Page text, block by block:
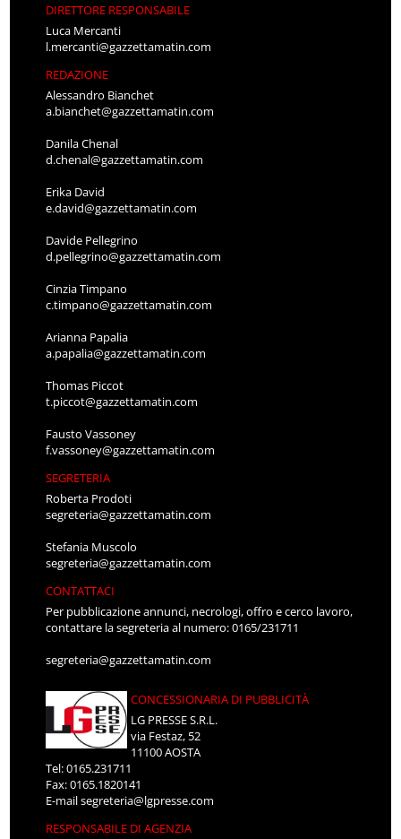
DIRETTORE RESPONSABILE
Luca Mercanti
l.mercanti@gazzettamatin.com
REDAZIONE
Alessandro Bianchet
a.bianchet@gazzettamatin.com
Danila Chenal
d.chenal@gazzettamatin.com
Erika David
e.david@gazzettamatin.com
Davide Pellegrino
d.pellegrino@gazzettamatin.com
Cinzia Timpano
c.timpano@gazzettamatin.com
Arianna Papalia
a.papalia@gazzettamatin.com
Thomas Piccot
t.piccot@gazzettamatin.com
Fausto Vassoney
f.vassoney@gazzettamatin.com
SEGRETERIA
Roberta Prodoti
segreteria@gazzettamatin.com
Stefania Muscolo
segreteria@gazzettamatin.com
CONTATTACI
Per pubblicazione annunci, necrologi, offro e cerco lavoro,
contattare la segreteria al numero: 0165/231711
segreteria@gazzettamatin.com
CONCESSIONARIA DI PUBBLICITÀ
LG PRESSE S.R.L.
via Festaz, 52
11100 AOSTA
Tel: 0165.231711
Fax: 0165.1820141
E-mailsegreteria@lgpresse.com
RESPONSABILE DI AGENZIA